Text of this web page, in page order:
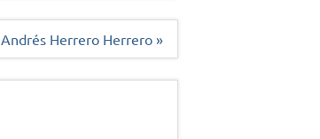
Andrés Herrero Herrero »